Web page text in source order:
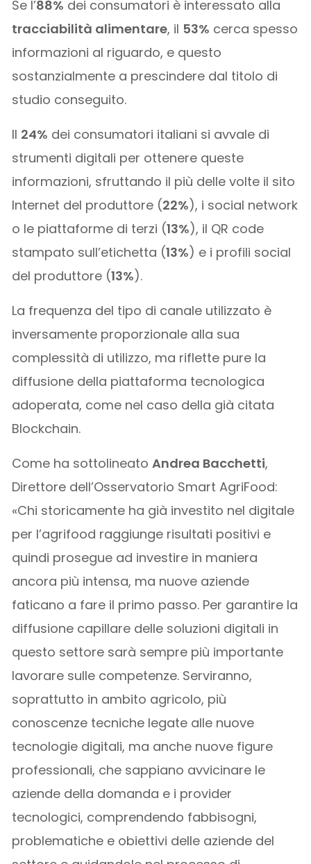
Se l’88% dei consumatori è interessato alla
tracciabilità alimentare, il 53% cerca spesso
informazioni al riguardo, e questo
sostanzialmente a prescindere dal titolo di
studio conseguito.
Il 24% dei consumatori italiani si avvale di
strumenti digitali per ottenere queste
informazioni, sfruttando il più delle volte il sito
Internet del produttore (22%), i social network
o le piattaforme di terzi (13%), il QR code
stampato sull’etichetta (13%) e i profili social
del produttore (13%).
La frequenza del tipo di canale utilizzato è
inversamente proporzionale alla sua
complessità di utilizzo, ma riflette pure la
diffusione della piattaforma tecnologica
adoperata, come nel caso della già citata
Blockchain.
Come ha sottolineatoAndrea Bacchetti,
Direttore dell’Osservatorio Smart AgriFood:
«Chi storicamente ha già investito nel digitale
per l’agrifood raggiunge risultati positivi e
quindi prosegue ad investire in maniera
ancora più intensa, ma nuove aziende
faticano a fare il primo passo. Per garantire la
diffusione capillare delle soluzioni digitali in
questo settore sarà sempre più importante
lavorare sulle competenze. Serviranno,
soprattutto in ambito agricolo, più
conoscenze tecniche legate alle nuove
tecnologie digitali, ma anche nuove figure
professionali, che sappiano avvicinare le
aziende della domanda e i provider
tecnologici, comprendendo fabbisogni,
problematiche e obiettivi delle aziende del